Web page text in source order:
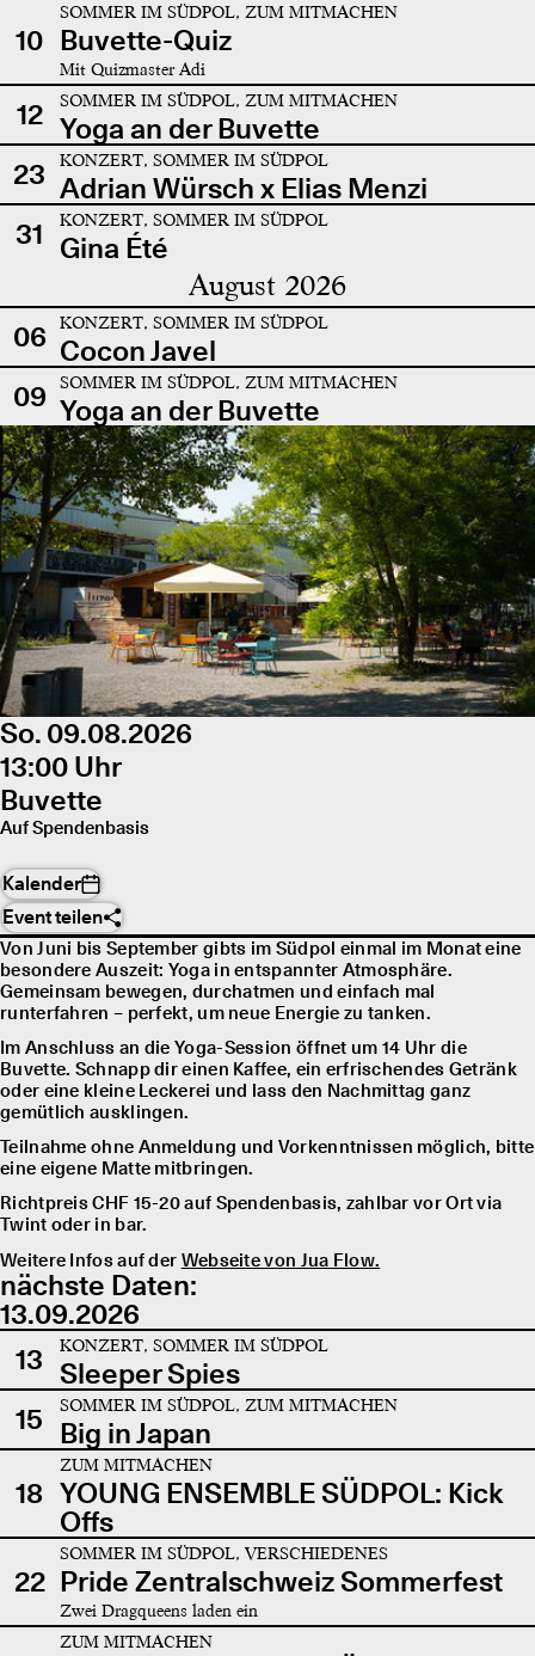
10
SOMMER IM SÜDPOL, ZUM MITMACHEN
Buvette-Quiz
Mit Quizmaster Adi
12 SOMMER IM SÜDPOL, ZUM MITMACHEN
Yoga an der Buvette
23
KONZERT, SOMMER IM SÜDPOL
Adrian Würsch x Elias Menzi
31
KONZERT, SOMMER IM SÜDPOL
Gina Été
August 2026
06 KONZERT, SOMMER IM SÜDPOL
Cocon Javel
09
SOMMER IM SÜDPOL, ZUM MITMACHEN
Yoga an der Buvette
So. 09.08.2026
13:00 Uhr
Buvette
Auf Spendenbasis
Kalender
Event teilen
Von Juni bis September gibts im Südpol einmal im Monat eine
besondere Auszeit: Yoga in entspannter Atmosphäre.
Gemeinsam bewegen, durchatmen und einfach mal
runterfahren – perfekt, um neue Energie zu tanken.
Im Anschluss an die Yoga-Session öffnet um 14 Uhr die
Buvette. Schnapp dir einen Kaffee, ein erfrischendes Getränk
oder eine kleine Leckerei und lass den Nachmittag ganz
gemütlich ausklingen.
Teilnahme ohne Anmeldung und Vorkenntnissen möglich, bitte
eine eigene Matte mitbringen.
Richtpreis CHF 15-20 auf Spendenbasis, zahlbar vor Ort via
Twint oder in bar.
Weitere Infos auf der Webseite von Jua Flow.
nächste Daten:
13.09.2026
13
KONZERT, SOMMER IM SÜDPOL
Sleeper Spies
15
SOMMER IM SÜDPOL, ZUM MITMACHEN
Big in Japan
18
ZUM MITMACHEN
YOUNG ENSEMBLE SÜDPOL: Kick
Offs
22
SOMMER IM SÜDPOL, VERSCHIEDENES
Pride Zentralschweiz Sommerfest
Zwei Dragqueens laden ein
ZUM MITMACHEN